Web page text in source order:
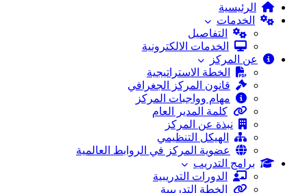
الرئيسية
الخدمات
التفاصيل
الخدمات الالكترونية
عن المركز
الخطة الاستراتيجية
قانون المركز الجغرافي
مهام وواجبات المركز
كلمة المدير العام
نبذة عن المركز
الهيكل التنظيمي
عضوية المركز في الروابط العالمية
برامج التدريب
الدورات التدريبية
الخطة التدريبية